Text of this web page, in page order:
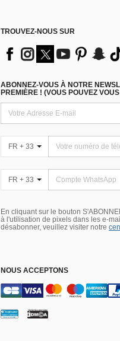
TROUVEZ-NOUS SUR
ABONNEZ-VOUS À NOTRE
PREMIÈRE ! (VOUS POUVEZ
FR + 33
FR + 33
En cliquant sur le bouton
à l'utilisation de pixels dans les e-
désabonner, veuillez visiter notre
NOUS ACCEPTONS